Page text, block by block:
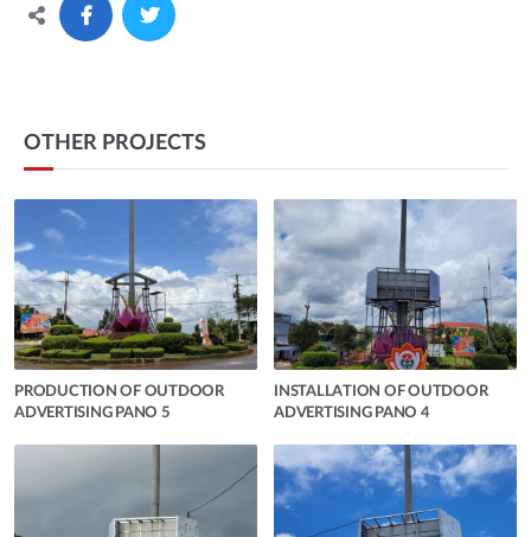
OTHER PROJECTS
PRODUCTION OF OUTDOOR
ADVERTISING PANO 5
INSTALLATION OF OUTDOOR
ADVERTISING PANO 4